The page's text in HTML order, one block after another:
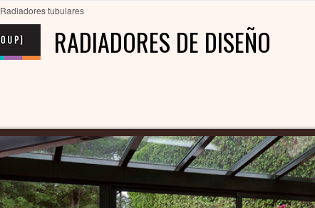
Radiadores tubulares
RADIADORES DE DISEÑO